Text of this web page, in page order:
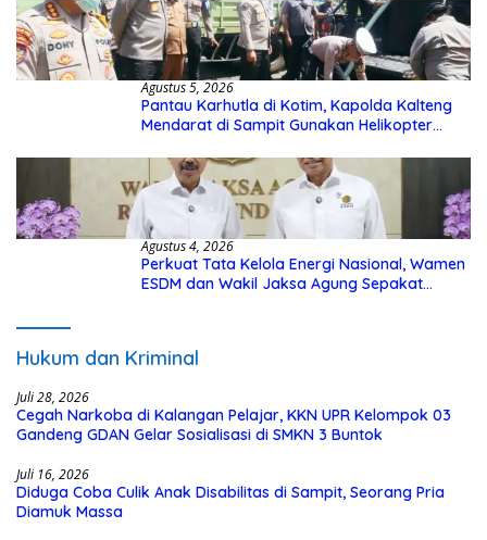
Agustus 5, 2026
Pantau Karhutla di Kotim, Kapolda Kalteng
Mendarat di Sampit Gunakan Helikopter
Agustus 4, 2026
Perkuat Tata Kelola Energi Nasional, Wamen
ESDM dan Wakil Jaksa Agung Sepakat
Hukum dan Kriminal
Juli 28, 2026
Cegah Narkoba di Kalangan Pelajar, KKN UPR Kelompok 03
Gandeng GDAN Gelar Sosialisasi di SMKN 3 Buntok
Juli 16, 2026
Diduga Coba Culik Anak Disabilitas di Sampit, Seorang Pria
Diamuk Massa